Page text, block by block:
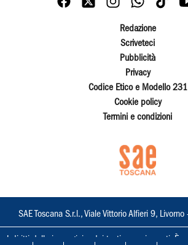
Redazione
Scriveteci
Pubblicità
Privacy
Codice Etico e Modello 231
Cookie policy
Termini e condizioni
SAE Toscana S.r.l., Viale Vittorio Alfieri 9,
I diritti delle immagini e dei testi sono riservati. È